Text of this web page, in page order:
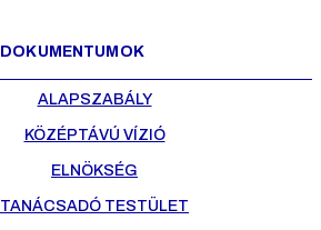
DOKUMENTUMOK
ALAPSZABÁLY
KÖZÉPTÁVÚ VÍZIÓ
ELNÖKSÉG
TANÁCSADÓ TESTÜLET